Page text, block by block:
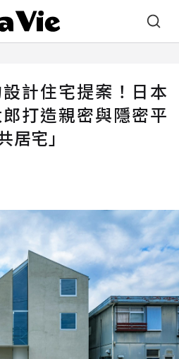
計住宅提案！日本
打造親密與隱密平
居宅」